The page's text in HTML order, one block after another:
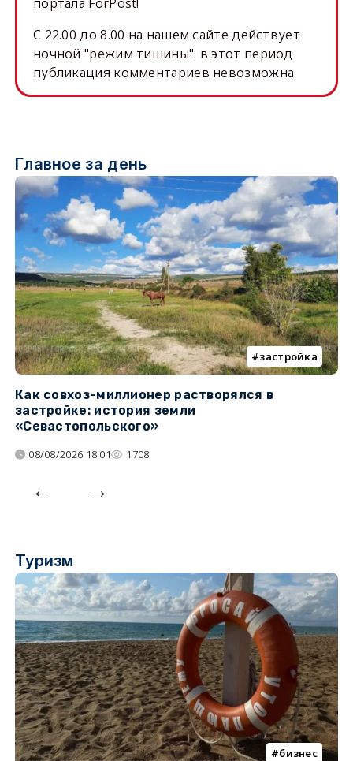
C 22.00 до 8.00 на нашем сайте действует
ночной "режим тишины": в этот период
публикация комментариев невозможна.
Главное за день
застройка
Как совхоз-миллионер растворялся в
застройке: история земли
«Севастопольского»
08/08/2026 18:01 1708
Туризм
бизнес